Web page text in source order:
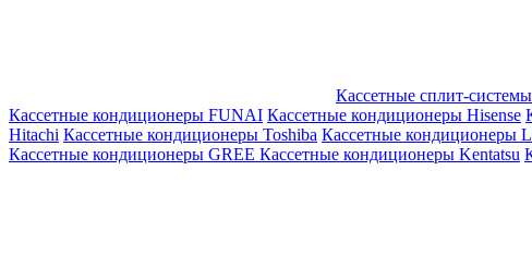
Кассетные сплит-системы
Кассетные кондиционеры FUNAI Кассетные кондиционеры Hisense
Hitachi Кассетные кондиционеры Toshiba Кассетные кондиционеры
Кассетные кондиционеры GREE Кассетные кондиционеры Kentatsu